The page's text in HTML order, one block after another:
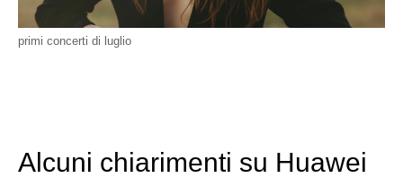
primi concerti di luglio
Alcuni chiarimenti su Huawei